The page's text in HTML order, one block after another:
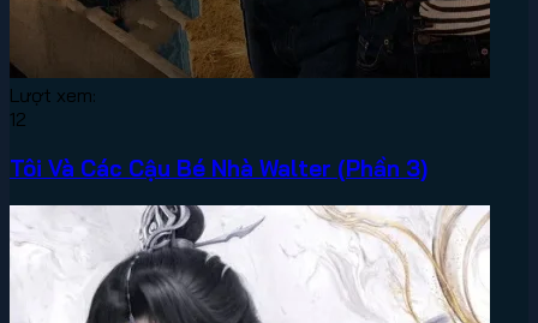
Lượt xem:
12
Tôi Và Các Cậu Bé Nhà Walter (Phần 3)